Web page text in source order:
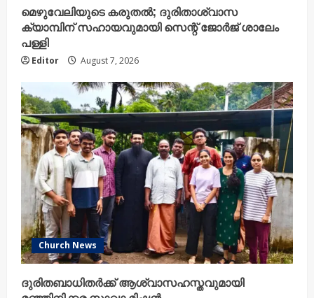
മെഴുവേലിയുടെ കരുതൽ; ദുരിതാശ്വാസ
ക്യാമ്പിന് സഹായവുമായി സെന്റ് ജോർജ് ശാലേം
പള്ളി
Editor August 7, 2026
Church News
ദുരിതബാധിതർക്ക് ആശ്വാസഹസ്തവുമായി